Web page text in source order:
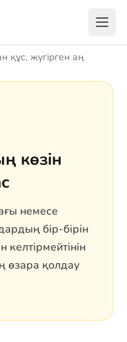
құс, жүгірген аң
көзін
немесе
бір-бірін
өзара қолдау